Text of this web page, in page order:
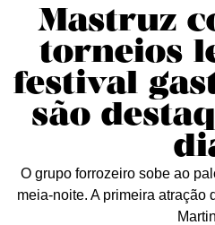
Mastruz
torneios
festival
são
O grupo forrozeiro sobe ao
meia-noite. A primeira atração